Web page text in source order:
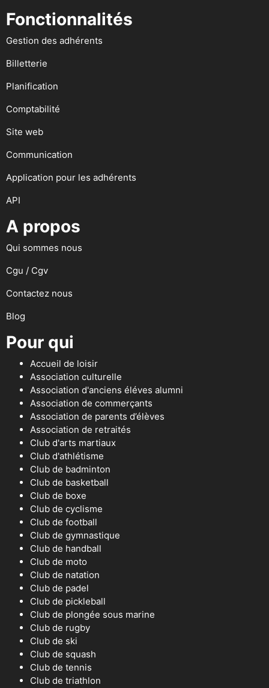
Fonctionnalités
Gestion des adhérents
Billetterie
Planification
Comptabilité
Site web
Communication
Application pour les adhérents
API
A propos
Qui sommes nous
Cgu / Cgv
Contactez nous
Blog
Pour qui
Accueil de loisir
Association culturelle
Association d'anciens éléves alumni
Association de commerçants
Association de parents d’élèves
Association de retraités
Club d'arts martiaux
Club d'athlétisme
Club de badminton
Club de basketball
Club de boxe
Club de cyclisme
Club de football
Club de gymnastique
Club de handball
Club de moto
Club de natation
Club de padel
Club de pickleball
Club de plongée sous marine
Club de rugby
Club de ski
Club de squash
Club de tennis
Club de triathlon